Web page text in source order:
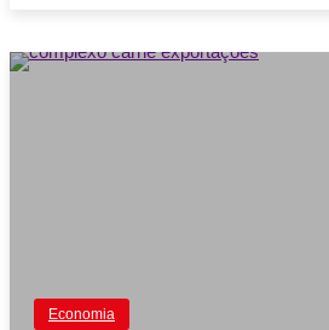
Economia